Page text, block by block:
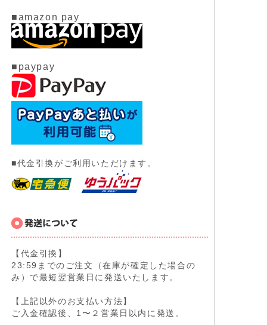
■amazon pay
■paypay
■代金引換がご利用いただけます。
【代金引換】
23:59までのご注文（在庫が確定した場合の
み）で最短翌営業日に発送いたします。
【上記以外のお支払い方法】
ご入金確認後、1〜２営業日以内に発送。